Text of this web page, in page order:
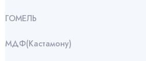
ГОМЕЛЬ
МДФ(Кастамону)